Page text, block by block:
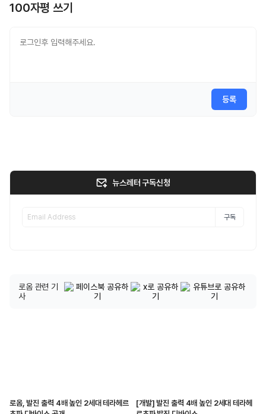
100자평 쓰기
등록
뉴스레터 구독신청
구독
로옴 관련 기
사
로옴, 발진 출력 4배 높인 2세대 테라헤르
[개발] 발진 출력 4배 높인 2세대 테라헤